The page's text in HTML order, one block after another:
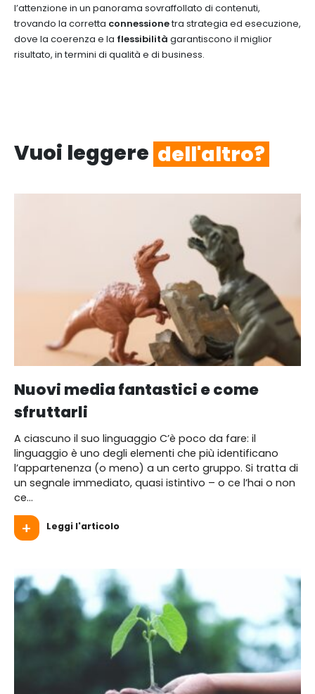
l’attenzione in un panorama sovraffollato di contenuti,
trovando la corretta connessionetra strategia ed esecuzione,
dove la coerenza e la flessibilità garantiscono il miglior
risultato, in termini di qualità e di business.
Vuoi leggere dell'altro?
Nuovi media fantastici e come
sfruttarli
A ciascuno il suo linguaggio C’è poco da fare: il
linguaggio è uno degli elementi che più identificano
l’appartenenza (o meno) a un certo gruppo. Si tratta di
un segnale immediato, quasi istintivo – o ce l’hai o non
ce...
Leggi l'articolo